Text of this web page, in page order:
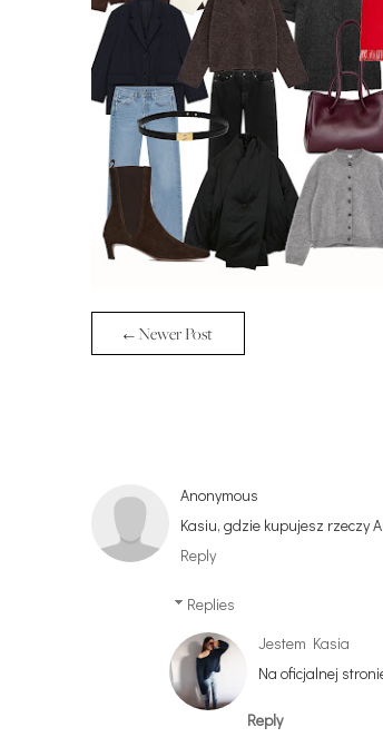
← Newer Post
Anonymous
Kasiu, gdzie kupujesz rzeczy
Reply
Replies
Jestem Kasia
Na oficjalnej
Reply